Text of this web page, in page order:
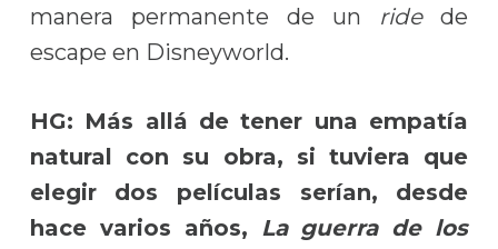
manera permanente de un ridede
escape en Disneyworld.
HG: Más allá de tener una empatía
natural con su obra, si tuviera que
elegir dos películas serían, desde
hace varios años, La guerra de los